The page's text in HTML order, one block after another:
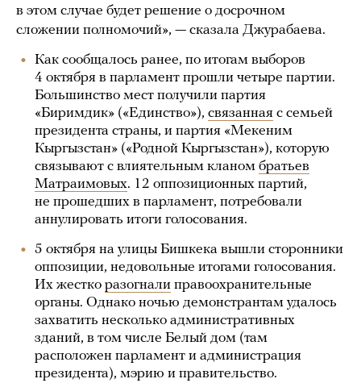
в этом случае будет решение о досрочном
сложении полномочий», — сказала Джурабаева.
Как сообщалось ранее, по итогам выборов
4 октября в парламент прошли четыре партии.
Большинство мест получили партия
«Биримдик» («Единство»), связанная с семьей
президента страны, и партия «Мекеним
Кыргызстан» («Родной Кыргызстан»), которую
связывают с влиятельным кланом братьев
Матраимовых. 12 оппозиционных партий,
не прошедших в парламент, потребовали
аннулировать итоги голосования.
5 октября на улицы Бишкека вышли сторонники
оппозиции, недовольные итогами голосования.
Их жестко разогнали правоохранительные
органы. Однако ночью демонстрантам удалось
захватить несколько административных
зданий, в том числе Белый дом (там
расположен парламент и администрация
президента), мэрию и правительство.